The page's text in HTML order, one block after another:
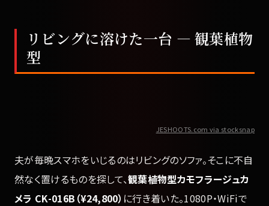
リビングに溶けた一台 — 観葉植物
型
JESHOOTS.com via stocksnap
夫が毎晩スマホをいじるのはリビングのソファ。そこに不自
然なく置けるものを探して、観葉植物型カモフラージュカ
メラ CK-016B（¥24,800） に行き着いた。1080P・WiFiで